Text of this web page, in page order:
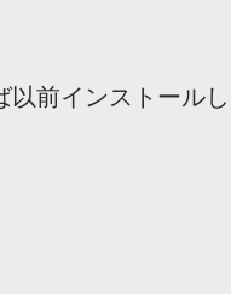
以前インストール